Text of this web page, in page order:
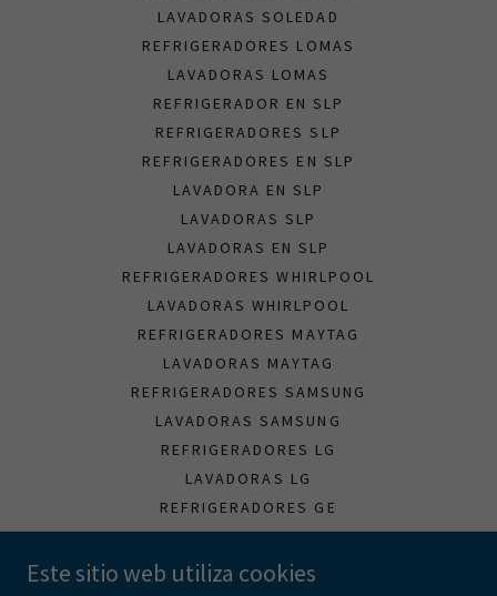
LAVADORAS SOLEDAD
REFRIGERADORES LOMAS
LAVADORAS LOMAS
REFRIGERADOR EN SLP
REFRIGERADORES SLP
REFRIGERADORES EN SLP
LAVADORA EN SLP
LAVADORAS SLP
LAVADORAS EN SLP
REFRIGERADORES WHIRLPOOL
LAVADORAS WHIRLPOOL
REFRIGERADORES MAYTAG
LAVADORAS MAYTAG
REFRIGERADORES SAMSUNG
LAVADORAS SAMSUNG
REFRIGERADORES LG
LAVADORAS LG
REFRIGERADORES GE
LAVADORAS GE
REFRIGERADORES MABE
Este sitio web utiliza cookies